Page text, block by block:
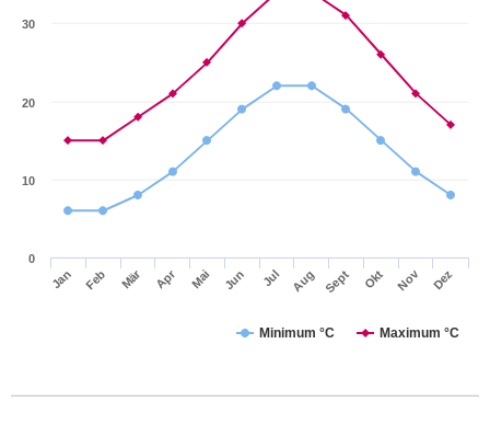
Minimum °C Maximum °C
Jan Feb Mär Apr Mai Jun Jul Aug Sept Okt Nov Dez
0
10
20
30